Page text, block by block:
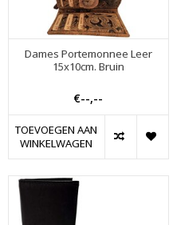
Dames Portemonnee Leer
15x10cm. Bruin
€--,--
TOEVOEGEN AAN
WINKELWAGEN